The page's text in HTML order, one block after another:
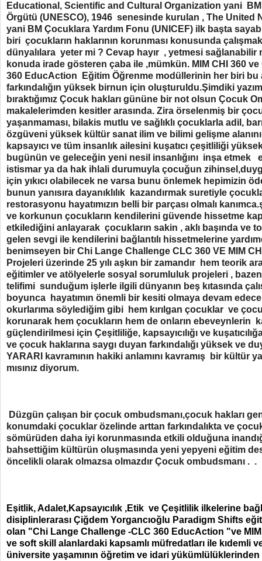
Educational, Scientific and Cultural Organization yani
Örgütü (UNESCO), 1946 senesinde kurulan , The United
yani BM Çocuklara Yardım Fonu (UNICEF) ilk başta
biri çocukların haklarının korunması konusunda
dünyalılara yeter mi ? Cevap hayır , yetmesi sağlanabilir
konuda irade gösteren çaba ile ,mümkün. MIM CHI 360
360 EducAction Eğitim Öğrenme modüllerinin her biri bu
farkındalığın yüksek birnun için oluşturuldu.Şimdiki
bıraktığımız Çocuk hakları gününe bir not olsun Çocuk
makalelerimden kesitler arasında. Zira örselenmiş bir
yaşanmaması, bilakis mutlu ve sağlıklı çocuklarla adil,
özgüveni yüksek kültür sanat ilim ve bilimi gelişme
kapsayıcı ve tüm insanlık ailesini kuşatıcı çeşitliliği
bugünün ve geleceğin yeni nesil insanlığını inşa etmek
istismar ya da hak ihlali durumuyla çocuğun
için yıkıcı olabilecek ne varsa bunu önlemek hepimizin
bunun yanısıra dayanıklılık kazandırmak suretiyle
restorasyonu hayatımızın belli bir parçası olmalı
ve korkunun çocukların kendilerini güvende hissetme
etkilediğini anlayarak çocukların sakin , aklı başında ve
gelen sevgi ile kendilerini bağlantılı hissetmelerine
benimseyen bir Chi Lange Challenge CLC 360 VE MIM
Projeleri üzerinde 25 yılı aşkın bir zamandır hem teorik
eğitimler ve atölyelerle sosyal sorumluluk projeleri ,
telifimi sunduğum işlerle ilgili dünyanın beş kıtasında
boyunca hayatımın önemli bir kesiti olmaya devam
okurlarıma söylediğim gibi hem kırılgan çocuklar ve
korunarak hem çocukların hem de onların ebeveynlerin
güçlendirilmesi için Çeşitliliğe, kapsayıcılığı ve
ve çocuk haklarına saygı duyan farkındalığı yüksek ve
YARARI kavramının hakiki anlamını kavramış bir kültür
mısınız diyorum.
Düzgün çalışan bir çocuk ombudsmanı,çocuk hakları
konumdaki çocuklar özelinde arttan farkındalıkta ve
sömürüden daha iyi korunmasında etkili olduğuna
bahsettiğim kültürün oluşmasında yeni yepyeni eğitim
öncelikli olarak olmazsa olmazdır Çocuk ombudsmanı . .
Eşitlik, Adalet,Kapsayıcılık ,Etik ve Çeşitlilik ilkelerine
disiplinlerarası Çiğdem Yorgancıoğlu Paradigm Shifts
olan "Chi Lange Challenge -CLC 360 EducAction "ve
ve soft skill alanlardaki kapsamlı müfredatları ile kıdemli
üniversite yaşamının öğretim ve idari yükümlülüklerinden